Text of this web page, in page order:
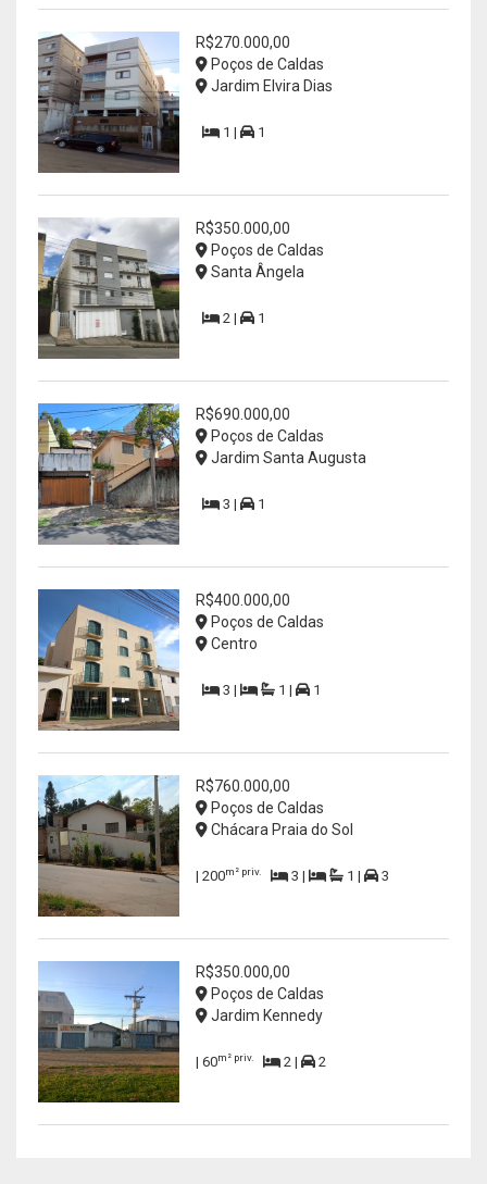
R$270.000,00
Poços de Caldas
Jardim Elvira Dias
1 | 1
R$350.000,00
Poços de Caldas
Santa Ângela
2 | 1
R$690.000,00
Poços de Caldas
Jardim Santa Augusta
3 | 1
R$400.000,00
Poços de Caldas
Centro
3 | 1 | 1
R$760.000,00
Poços de Caldas
Chácara Praia do Sol
| 200m² priv. 3 | 1 | 3
R$350.000,00
Poços de Caldas
Jardim Kennedy
| 60m² priv. 2 | 2